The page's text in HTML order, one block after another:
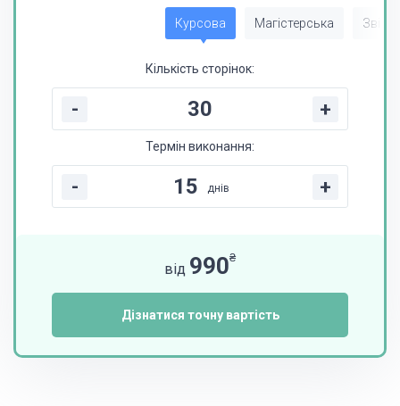
Курсова Магістерська Звіт
Кількість сторінок:
- +
Термін виконання:
- днів +
від 990₴
Дізнатися точну вартість